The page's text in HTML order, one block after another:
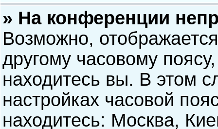
» На конференции
Возможно,
другому часовому
находитесь вы. В этом
настройках часовой
находитесь: Москва,